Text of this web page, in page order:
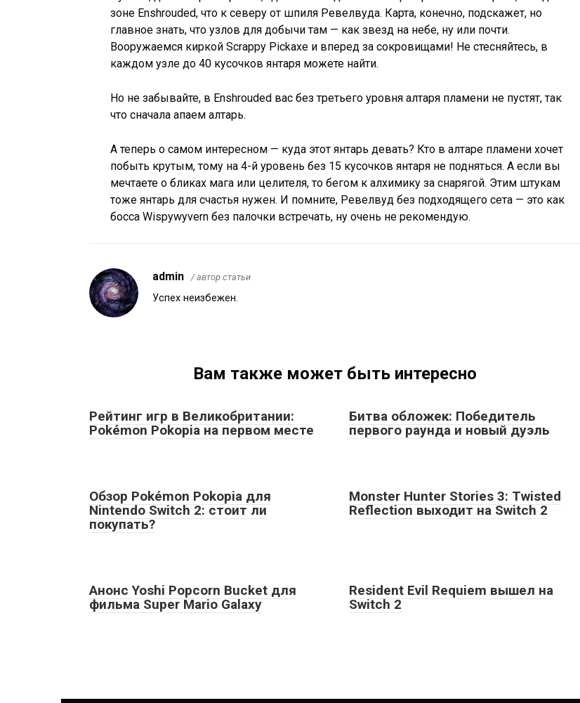
зоне Enshrouded, что к северу от шпиля Ревелвуда. Карта, конечно, подскажет, но
главное знать, что узлов для добычи там — как звезд на небе, ну или почти.
Вооружаемся киркой Scrappy Pickaxe и вперед за сокровищами! Не стесняйтесь, в
каждом узле до 40 кусочков янтаря можете найти.
Но не забывайте, в Enshrouded вас без третьего уровня алтаря пламени не пустят, так
что сначала апаем алтарь.
А теперь о самом интересном — куда этот янтарь девать? Кто в алтаре пламени хочет
побыть крутым, тому на 4-й уровень без 15 кусочков янтаря не подняться. А если вы
мечтаете о бликах мага или целителя, то бегом к алхимику за снарягой. Этим штукам
тоже янтарь для счастья нужен. И помните, Ревелвуд без подходящего сета — это как
босса Wispywyvern без палочки встречать, ну очень не рекомендую.
admin / автор статьи
Успех неизбежен.
Вам также может быть интересно
Рейтинг игр в Великобритании:
Pokémon Pokopia на первом месте
Битва обложек: Победитель
первого раунда и новый дуэль
Обзор Pokémon Pokopia для
Nintendo Switch 2: стоит ли
покупать?
Monster Hunter Stories 3: Twisted
Reflection выходит на Switch 2
Анонс Yoshi Popcorn Bucket для
фильма Super Mario Galaxy
Resident Evil Requiem вышел на
Switch 2